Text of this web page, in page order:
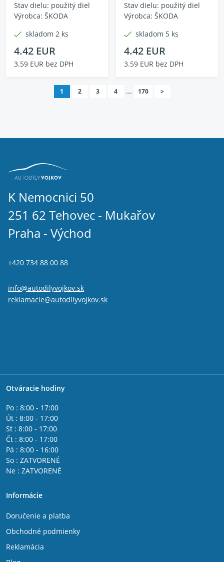
Stav dielu: použitý diel
Výrobca: ŠKODA
skladom 2 ks
4.42 EUR
3.59 EUR bez DPH
Stav dielu: použitý diel
Výrobca: ŠKODA
skladom 5 ks
4.42 EUR
3.59 EUR bez DPH
1 2 3 4 ... 170 >
K Nemocnici 50
251 62 Tehovec - Mukařov
Praha - Východ
+420 734 88 00 88
info@autodilyvojkov.sk
reklamacie@autodilyvojkov.sk
Otváracie hodiny
Po : 8:00 - 17:00
Út : 8:00 - 17:00
St : 8:00 - 17:00
Čt : 8:00 - 17:00
Pá : 8:00 - 16:00
So : ZATVORENÉ
Ne : ZATVORENÉ
Informácie
Doručenie a platba
Obchodné podmienky
Reklamácia